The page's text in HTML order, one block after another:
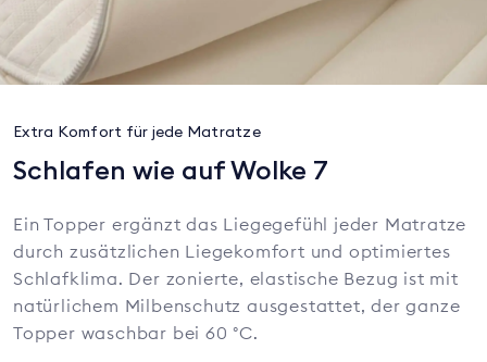
Extra Komfort für jede Matratze
Schlafen wie auf Wolke 7
Ein Topper ergänzt das Liegegefühl jeder Matratze
durch zusätzlichen Liegekomfort und optimiertes
Schlafklima. Der zonierte, elastische Bezug ist mit
natürlichem Milbenschutz ausgestattet, der ganze
Topper waschbar bei 60 °C.